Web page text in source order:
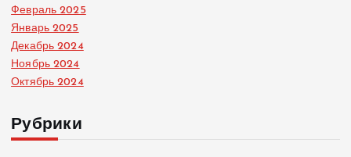
Февраль 2025
Январь 2025
Декабрь 2024
Ноябрь 2024
Октябрь 2024
Рубрики